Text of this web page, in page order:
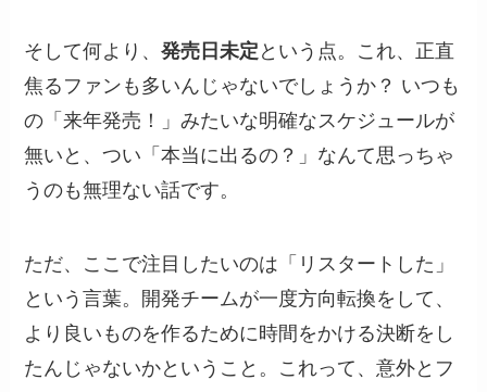
そして何より、発売日未定 という点。これ、正直
焦るファンも多いんじゃないでしょうか？ いつも
の「来年発売！」みたいな明確なスケジュールが
無いと、つい「本当に出るの？」なんて思っちゃ
うのも無理ない話です。
ただ、ここで注目したいのは「リスタートした」
という言葉。開発チームが一度方向転換をして、
より良いものを作るために時間をかける決断をし
たんじゃないかということ。これって、意外とフ